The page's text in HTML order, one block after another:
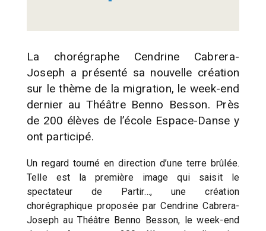
La chorégraphe Cendrine Cabrera-
Joseph a présenté sa nouvelle création
sur le thème de la migration, le week-end
dernier au Théâtre Benno Besson. Près
de 200 élèves de l’école Espace-Danse y
ont participé.
Un regard tourné en direction d’une terre brûlée.
Telle est la première image qui saisit le
spectateur de Partir…, une création
chorégraphique proposée par Cendrine Cabrera-
Joseph au Théâtre Benno Besson, le week-end